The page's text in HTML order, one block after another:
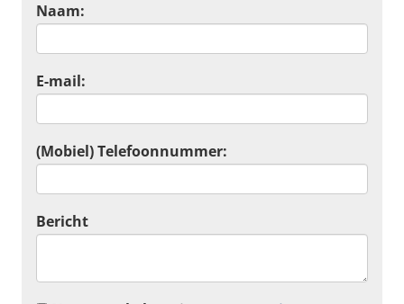
Naam:
E-mail:
(Mobiel) Telefoonnummer:
Bericht